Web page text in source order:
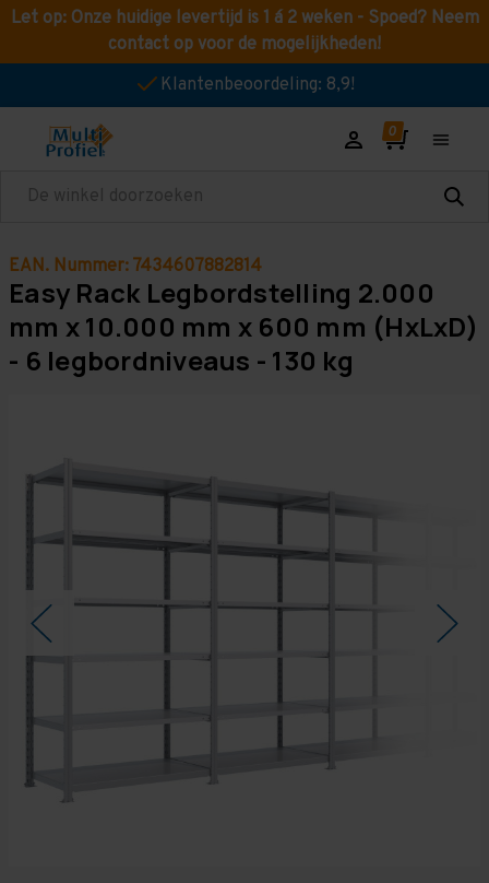
Let op: Onze huidige levertijd is 1 á 2 weken - Spoed? Neem
contact op voor de mogelijkheden!
Klantenbeoordeling: 8,9!
Zoeken
EAN. Nummer: 7434607882814
Easy Rack Legbordstelling 2.000
mm x 10.000 mm x 600 mm (HxLxD)
- 6 legbordniveaus - 130 kg